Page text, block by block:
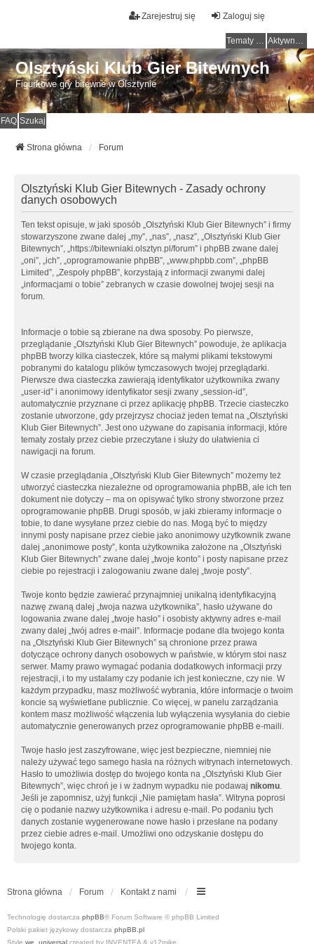
Zaloguj się
Zarejestruj się
Tematy bez odpowiedzi Aktywne tematy
Olsztyński Klub Gier Bitewnych
Figurkowe gry bitewne w Olsztynie
FAQ Szukaj
Strona główna Forum
Olsztyński Klub Gier Bitewnych - Zasady ochrony
danych osobowych
Ten tekst opisuje, w jaki sposób „Olsztyński Klub Gier Bitewnych” i firmy
stowarzyszone zwane dalej „my”, „nas”, „nasz”, „Olsztyński Klub Gier
Bitewnych”, „https://bitewniaki.olsztyn.pl/forum” i phpBB zwane dalej
„oni”, „ich”, „oprogramowanie phpBB”, „www.phpbb.com”, „phpBB
Limited”, „Zespoły phpBB”, korzystają z informacji zwanymi dalej
„informacjami o tobie” zebranych w czasie dowolnej twojej sesji na
forum.
Informacje o tobie są zbierane na dwa sposoby. Po pierwsze,
przeglądanie „Olsztyński Klub Gier Bitewnych” powoduje, że aplikacja
phpBB tworzy kilka ciasteczek, które są małymi plikami tekstowymi
pobranymi do katalogu plików tymczasowych twojej przeglądarki.
Pierwsze dwa ciasteczka zawierają identyfikator użytkownika zwany
„user-id” i anonimowy identyfikator sesji zwany „session-id”,
automatycznie przyznane ci przez aplikację phpBB. Trzecie ciasteczko
zostanie utworzone, gdy przejrzysz chociaż jeden temat na „Olsztyński
Klub Gier Bitewnych”. Jest ono używane do zapisania informacji, które
tematy zostały przez ciebie przeczytane i służy do ułatwienia ci
nawigacji na forum.
W czasie przeglądania „Olsztyński Klub Gier Bitewnych” możemy też
utworzyć ciasteczka niezależne od oprogramowania phpBB, ale ich ten
dokument nie dotyczy – ma on opisywać tylko strony stworzone przez
oprogramowanie phpBB. Drugi sposób, w jaki zbieramy informacje o
tobie, to dane wysyłane przez ciebie do nas. Mogą być to między
innymi posty napisane przez ciebie jako anonimowy użytkownik zwane
dalej „anonimowe posty”, konta użytkownika założone na „Olsztyński
Klub Gier Bitewnych” zwane dalej „twoje konto” i posty napisane przez
ciebie po rejestracji i zalogowaniu zwane dalej „twoje posty”.
Twoje konto będzie zawierać przynajmniej unikalną identyfikacyjną
nazwę zwaną dalej „twoja nazwa użytkownika”, hasło używane do
logowania zwane dalej „twoje hasło” i osobisty aktywny adres e-mail
zwany dalej „twój adres e-mail”. Informacje podane dla twojego konta
na „Olsztyński Klub Gier Bitewnych” są chronione przez prawa
dotyczące ochrony danych osobowych w państwie, w którym stoi nasz
serwer. Mamy prawo wymagać podania dodatkowych informacji przy
rejestracji, i to my ustalamy czy podanie ich jest konieczne, czy nie. W
każdym przypadku, masz możliwość wybrania, które informacje o twoim
koncie są wyświetlane publicznie. Co więcej, w panelu zarządzania
kontem masz możliwość włączenia lub wyłączenia wysyłania do ciebie
automatycznie generowanych przez oprogramowanie phpBB e-maili.
Twoje hasło jest zaszyfrowane, więc jest bezpieczne, niemniej nie
należy używać tego samego hasła na różnych witrynach internetowych.
Hasło to umożliwia dostęp do twojego konta na „Olsztyński Klub Gier
Bitewnych”, więc chroń je i w żadnym wypadku nie podawaj nikomu.
Jeśli je zapomnisz, użyj funkcji „Nie pamiętam hasła”. Witryna poprosi
cię o podanie nazwy użytkownika i adresu e-mail. Po podaniu tych
danych zostanie wygenerowane nowe hasło i przesłane na podany
przez ciebie adres e-mail. Umożliwi ono odzyskanie dostępu do
twojego konta.
Strona główna Forum Kontakt z nami
Technologię dostarcza phpBB® Forum Software © phpBB Limited
Polski pakiet językowy dostarcza phpBB.pl
Style we_universal created by INVENTEA & v12mike